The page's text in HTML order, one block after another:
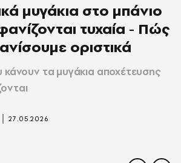
μυγάκια στο μπάνιο
τυχαία - Πώς
οριστικά
κάνουν τα μυγάκια αποχέτευσης
|27.05.2026